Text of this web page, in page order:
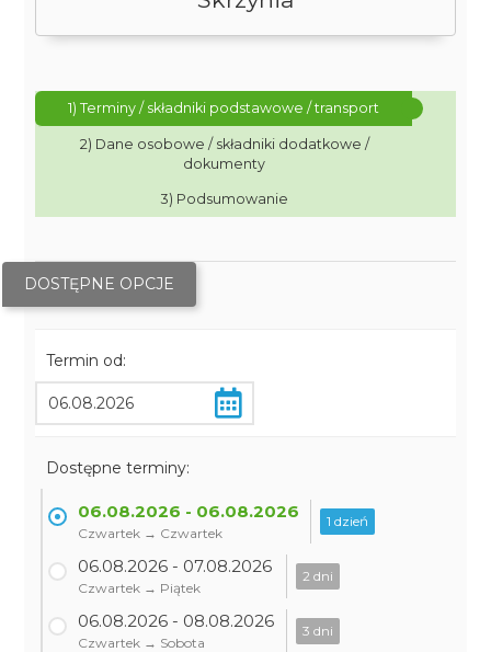
1) Terminy / składniki podstawowe / transport
2) Dane osobowe / składniki dodatkowe /
dokumenty
3) Podsumowanie
DOSTĘPNE OPCJE
Termin od:
Dostępne terminy:
06.08.2026 - 06.08.2026
Czwartek → Czwartek
1 dzień
06.08.2026 - 07.08.2026
Czwartek → Piątek
2 dni
06.08.2026 - 08.08.2026
Czwartek → Sobota
3 dni